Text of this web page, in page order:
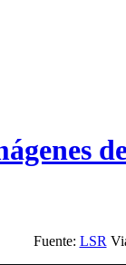
Fuente: LSR